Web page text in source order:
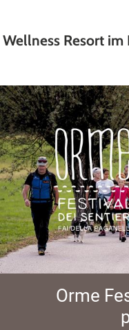
Wellness Resort
Orme